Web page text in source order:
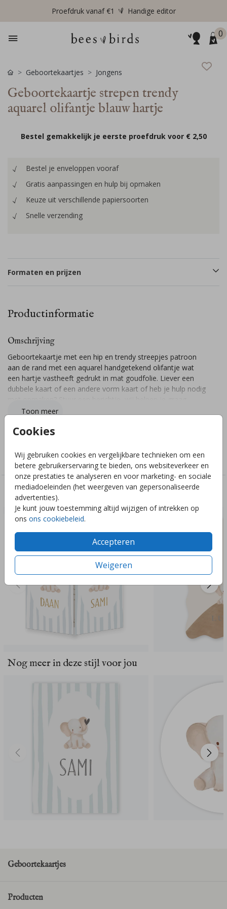
Proefdruk vanaf €1 Handige editor
0
Cookies
Wij gebruiken cookies en vergelijkbare technieken om een
betere gebruikerservaring te bieden, ons websiteverkeer en
onze prestaties te analyseren en voor marketing- en sociale
mediadoeleinden (het weergeven van gepersonaliseerde
advertenties).
Je kunt jouw toestemming altijd wijzigen of intrekken op
ons ons cookiebeleid.
Accepteren
Weigeren
Geboortekaartjes Jongens
Geboortekaartje strepen trendy
aquarel olifantje blauw hartje
Bestel gemakkelijk je eerste proefdruk voor € 2,50
Bestel je enveloppen vooraf
Gratis aanpassingen en hulp bij opmaken
Keuze uit verschillende papiersoorten
Snelle verzending
Formaten en prijzen
Productinformatie
Omschrijving
Geboortekaartje met een hip en trendy streepjes patroon
aan de rand met een aquarel handgetekend olifantje wat
een hartje vastheeft gedrukt in mat goudfolie. Liever een
dubbele kaart of een andere vorm kaart of heb je hulp nodig
verder! // SAMI
Toon meer
Jongens
Deze ontwerpen vind je misschien ook leuk
Nog meer in deze stijl voor jou
Geboortekaartjes
Producten